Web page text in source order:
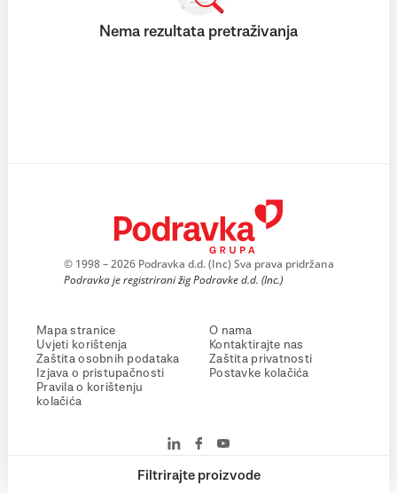
Filtrirajte proizvode
Nema rezultata pretraživanja
© 1998 – 2026 Podravka d.d. (Inc) Sva prava pridržana
Podravka je registrirani žig Podravke d.d. (Inc.)
Mapa stranice
Uvjeti korištenja
Zaštita osobnih podataka
Izjava o pristupačnosti
Pravila o korištenju
kolačića
O nama
Kontaktirajte nas
Zaštita privatnosti
Postavke kolačića